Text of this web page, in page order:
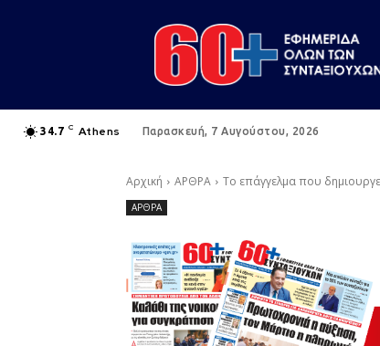
34.7 C Athens Παρασκευή, 7 Αυγούστου, 2026
Αρχική ΑΡΘΡΑ Το επάγγελμα που
ΑΡΘΡΑ